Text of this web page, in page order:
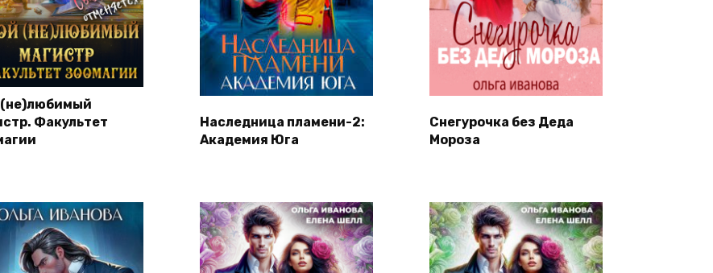
Факультет
Наследница пламени-2:
Академия Юга
Снегурочка без Деда
Мороза